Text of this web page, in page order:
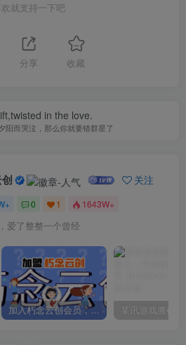
欢就支持一下吧
分享 收藏
in the love.
阳而哭泣，那么你就要错群星了
关注
0 1 1643W+
爱了整整一个曾经
加入朽念云创会员，全站资源免费学习。